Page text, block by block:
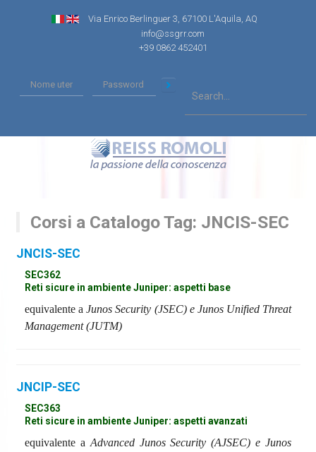
Via Enrico Berlinguer 3, 67100 L'Aquila, AQ
info@ssgrr.com
+39 0862 452401
Corsi a Catalogo Tag: JNCIS-SEC
JNCIS-SEC
SEC362
Reti sicure in ambiente Juniper: aspetti base
equivalente aJunos Security (JSEC) e Junos Unified Threat
Management (JUTM)
JNCIP-SEC
SEC363
Reti sicure in ambiente Juniper: aspetti avanzati
equivalente a Advanced Junos Security (AJSEC) e Junos